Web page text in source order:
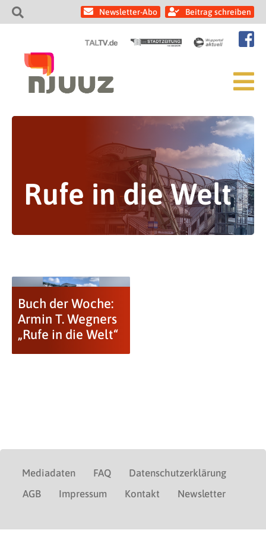
Newsletter-Abo Beitrag schreiben
Rufe in die Welt
Buch der Woche:
Armin T. Wegners
„Rufe in die Welt“
Mediadaten FAQ
Datenschutzerklärung
AGB
Impressum Kontakt Newsletter